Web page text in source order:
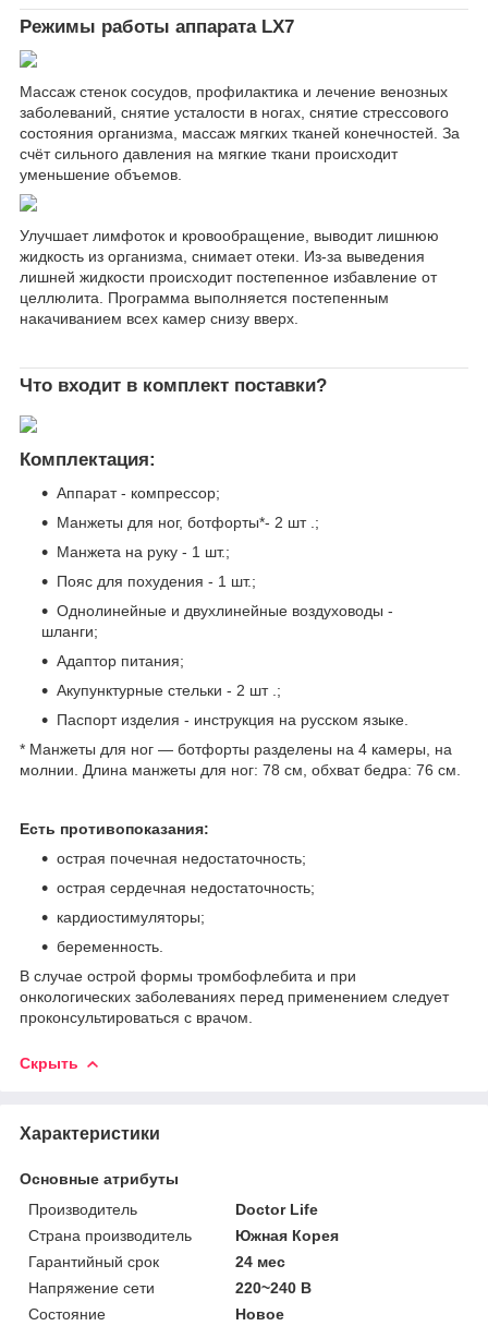
Режимы работы аппарата LX7
Массаж стенок сосудов, профилактика и лечение венозных
заболеваний, снятие усталости в ногах, снятие стрессового
состояния организма, массаж мягких тканей конечностей. За
счёт сильного давления на мягкие ткани происходит
уменьшение объемов.
Улучшает лимфоток и кровообращение, выводит лишнюю
жидкость из организма, снимает отеки. Из-за выведения
лишней жидкости происходит постепенное избавление от
целлюлита. Программа выполняется постепенным
накачиванием всех камер снизу вверх.
Что входит в комплект поставки?
Комплектация:
Аппарат - компрессор;
Манжеты для ног, ботфорты*- 2 шт .;
Манжета на руку - 1 шт.;
Пояс для похудения - 1 шт.;
Однолинейные и двухлинейные воздуховоды -
шланги;
Адаптор питания;
Акупунктурные стельки - 2 шт .;
Паспорт изделия - инструкция на русском языке.
* Манжеты для ног — ботфорты разделены на 4 камеры, на
молнии. Длина манжеты для ног: 78 см, обхват бедра: 76 см.
Есть противопоказания:
острая почечная недостаточность;
острая сердечная недостаточность;
кардиостимуляторы;
беременность.
В случае острой формы тромбофлебита и при
онкологических заболеваниях перед применением следует
проконсультироваться с врачом.
Скрыть
Характеристики
Основные атрибуты
Производитель
Doctor Life
Страна производитель
Южная Корея
Гарантийный срок
24 мес
Напряжение сети
220~240 В
Состояние
Новое